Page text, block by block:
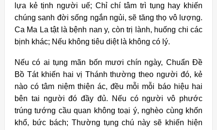
lựa kẻ tịnh người uế; Chỉ chí tâm trì tụng hay khiến
chúng sanh đời sống ngắn ngủi, sẽ tăng thọ vô lượng.
Ca Ma La tật là bệnh nan y, còn trị lành, huống chi các
bịnh khác; Nếu không tiêu diệt là không có lý.
Nếu có ai tụng mãn bốn mươi chín ngày, Chuẩn Đề
Bồ Tát khiến hai vị Thánh thường theo người đó, kẻ
nào có tâm niệm thiện ác, đều mỗi mỗi báo hiệu hai
bên tai người đó đầy đủ. Nếu có người vô phước
trúng tướng cầu quan không toại ý, nghèo cùng khốn
khổ, bức bách; Thường tụng chú này sẽ khiến hiện